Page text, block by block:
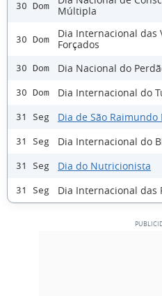
30 Dom
Múltipla
30 Dom
Dia Internacional das
Forçados
30 Dom Dia Nacional do
30 Dom Dia Internacional do
31 Seg Dia de São Raimundo
31 Seg Dia Internacional do
31 Seg Dia do Nutricionista
31 Seg Dia Internacional das